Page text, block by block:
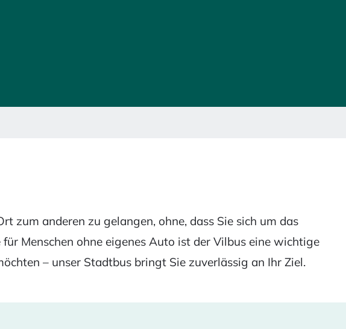
zum anderen zu gelangen, ohne, dass Sie sich um das
Menschen ohne eigenes Auto ist der Vilbus eine wichtige
– unser Stadtbus bringt Sie zuverlässig an Ihr Ziel.